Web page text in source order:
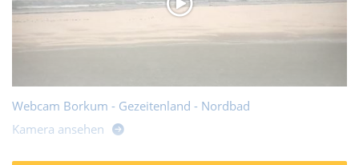
Webcam Borkum - Gezeitenland - Nordbad
Kamera ansehen